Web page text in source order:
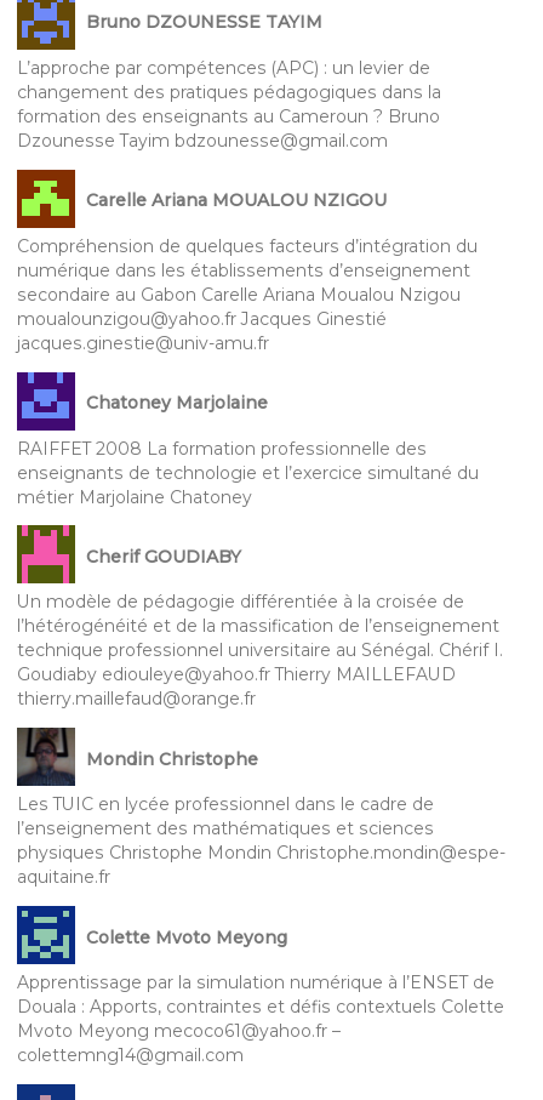
Bruno DZOUNESSE TAYIM
L’approche par compétences (APC) : un levier de
changement des pratiques pédagogiques dans la
formation des enseignants au Cameroun ? Bruno
Dzounesse Tayim bdzounesse@gmail.com
Carelle Ariana MOUALOU NZIGOU
Compréhension de quelques facteurs d’intégration du
numérique dans les établissements d’enseignement
secondaire au Gabon Carelle Ariana Moualou Nzigou
moualounzigou@yahoo.fr Jacques Ginestié
jacques.ginestie@univ-amu.fr
Chatoney Marjolaine
RAIFFET 2008 La formation professionnelle des
enseignants de technologie et l’exercice simultané du
métier Marjolaine Chatoney
Cherif GOUDIABY
Un modèle de pédagogie différentiée à la croisée de
l’hétérogénéité et de la massification de l’enseignement
technique professionnel universitaire au Sénégal. Chérif I.
Goudiaby ediouleye@yahoo.fr Thierry MAILLEFAUD
thierry.maillefaud@orange.fr
Mondin Christophe
Les TUIC en lycée professionnel dans le cadre de
l’enseignement des mathématiques et sciences
physiques Christophe Mondin Christophe.mondin@espe-
aquitaine.fr
Colette Mvoto Meyong
Apprentissage par la simulation numérique à l’ENSET de
Douala : Apports, contraintes et défis contextuels Colette
Mvoto Meyong mecoco61@yahoo.fr –
colettemng14@gmail.com